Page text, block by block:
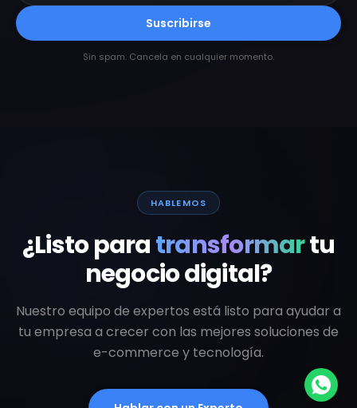
Suscribirse
Sin spam. Cancela en cualquier momento.
HABLEMOS
¿Listo paratransformartu
negocio digital?
Nuestro equipo de expertos está listo para ayudar a
tu empresa a crecer con las mejores soluciones de
e-commerce y tecnología.